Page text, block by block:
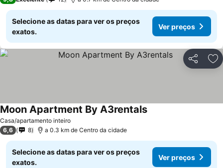
Selecione as datas para ver os preços
exatos.
Ver preços
Partilhar
Casa/apartamento inteiro
Moon Apartment By A3rentals
6,6 8 a 0.3 km de Centro da cidade
Selecione as datas para ver os preços
exatos.
Ver preços